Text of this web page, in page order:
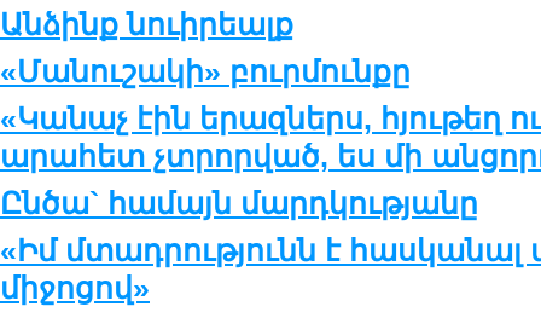
Անձինք նուիրեալք
«Մանուշակի» բուրմունքը
«Կանաչ էին երազներս, հյութեղ
արահետ չտրորված, ես մի
Ընծա` համայն մարդկությանը
«Իմ մտադրությունն է հասկանալ
միջոցով»